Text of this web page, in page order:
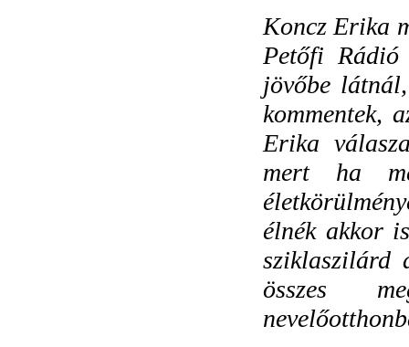
Koncz Erika
Petőfi
jövőbe
kommentek,
Erika
mert ha
élnék akkor
sziklaszilárd
összes